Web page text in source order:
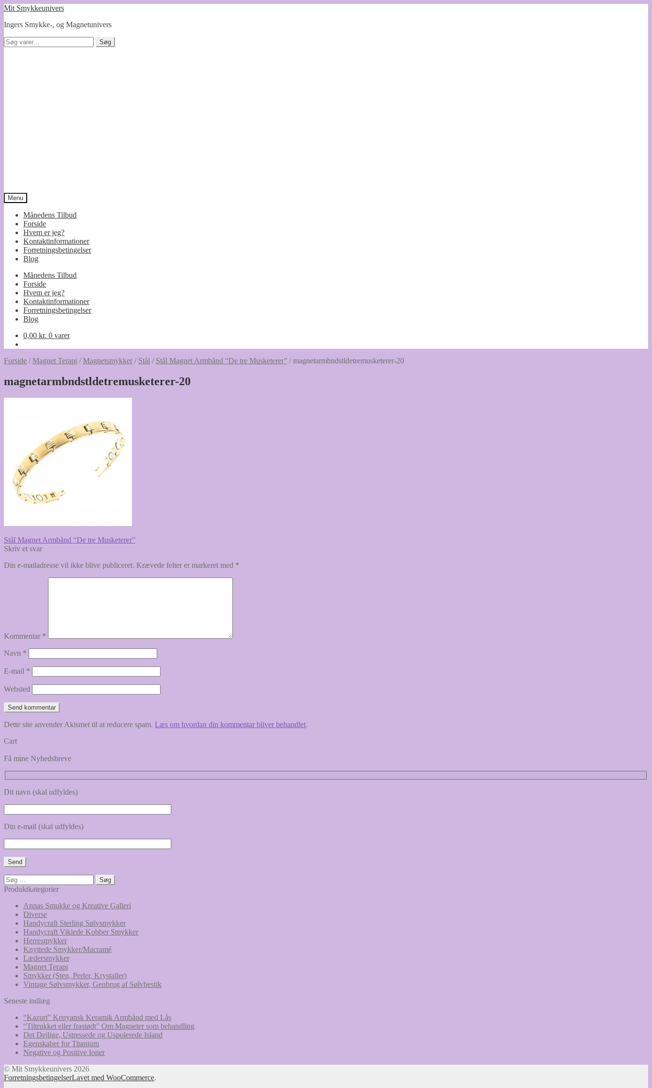
Spring
navigation
Spring
indhold
Mit Smykkeunivers
Ingers Smykke-, og Magnetunivers
Søg
efter:
Søg
Menu
Månedens Tilbud
Forside
Hvem er jeg?
Kontaktinformationer
Forretningsbetingelser
Blog
Månedens Tilbud
Forside
Hvem er jeg?
Kontaktinformationer
Forretningsbetingelser
Blog
0,00 kr. 0 varer
Forside /Magnet Terapi /Magnetsmykker / Stål / Stål Magnet Armbånd “De tre Musketerer” /magnetarmbndstldetremusketerer-20
magnetarmbndstldetremusketerer-20
Indlægsnavigation
Forrige
indlæg:
Stål Magnet Armbånd “De tre Musketerer”
Skriv et svar
Din e-mailadresse vil ikke blive publiceret. Krævede felter er markeret med *
Kommentar *
Navn *
E-mail *
Websted
Dette site anvender Akismet til at reducere spam. Læs om hvordan din kommentar bliver behandlet.
Cart
Få mine Nyhedsbreve
Dit navn (skal udfyldes)
Din e-mail (skal udfyldes)
Søg
efter:
Produktkategorier
Annas Smukke og Kreative Galleri
Diverse
Handycraft Sterling Sølvsmykker
Handycraft Viklede Kobber Smykker
Herresmykker
Knyttede Smykker/Macramé
Lædersmykker
Magnet Terapi
Smykker (Sten, Perler, Krystaller)
Vintage Sølvsmykker, Genbrug af Sølvbestik
Seneste indlæg
“Kazuri” Kenyansk Keramik Armbånd med Lås
“Tiltrukket eller frastødt” Om Magneter som behandling
Det Dejlige, Ustressede og Uspolerede Island
Egenskaber for Titanium
Negative og Positive Ioner
© Mit Smykkeunivers 2026
ForretningsbetingelserLavet med WooCommerce.